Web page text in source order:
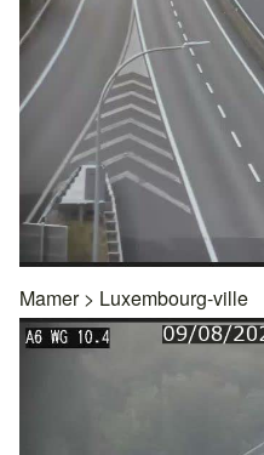
Mamer> Luxembourg-ville